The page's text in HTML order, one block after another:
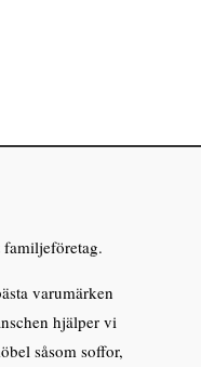
familjeföretag.
varumärken
hjälper vi
såsom soffor,